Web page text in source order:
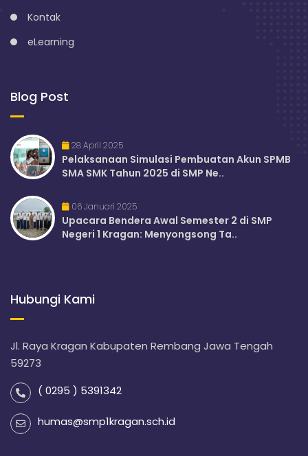
Kontak
eLearning
Blog Post
28 April 2025
Pelaksanaan Simulasi Pembuatan Akun SPMB
SMA SMK Tahun 2025 di SMP Ne..
06 Januari 2025
Upacara Bendera Awal Semester 2 di SMP
Negeri 1 Kragan: Menyongsong Ta..
Hubungi Kami
Jl. Raya Kragan Kabupaten Rembang Jawa Tengah
59273
( 0295 ) 5391342
humas@smp1kragan.sch.id